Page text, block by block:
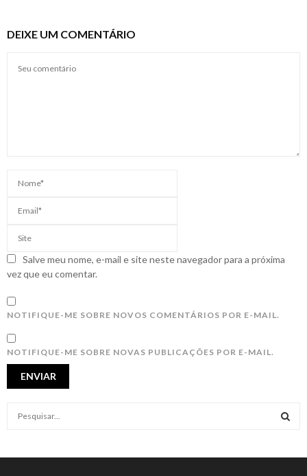
DEIXE UM COMENTÁRIO
Salve meu nome, e-mail e site neste navegador para a próxima
vez que eu comentar.
NOTIFIQUE-ME SOBRE NOVOS COMENTÁRIOS POR E-MAIL.
NOTIFIQUE-ME SOBRE NOVAS PUBLICAÇÕES POR E-MAIL.